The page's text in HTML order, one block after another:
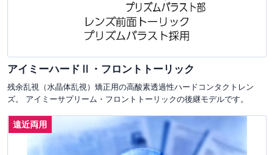
アイミーハードⅡ・フロントトーリック
残余乱視（水晶体乱視）矯正用の高酸素透過性ハードコンタクトレン
ズ。 アイミーサプリーム・フロントトーリックの後継モデルです。
遠近両用